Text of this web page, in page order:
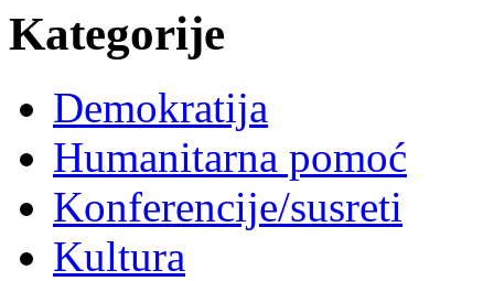
Kategorije
Demokratija
Humanitarna pomoć
Konferencije/susreti
Kultura